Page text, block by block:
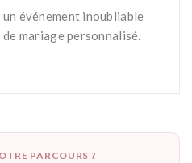
événement inoubliable
mariage personnalisé.
PARCOURS ?